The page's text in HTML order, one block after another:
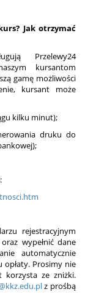
Jak otrzymać
Przelewy24
kursantom
gamę możliwości
kursant może
kilku minut);
druku do
rejestracyjnym
wypełnić dane
automatycznie
Prosimy nie
korzysta ze zniżki.
z prośbą